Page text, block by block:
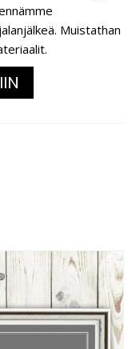
Muistathan